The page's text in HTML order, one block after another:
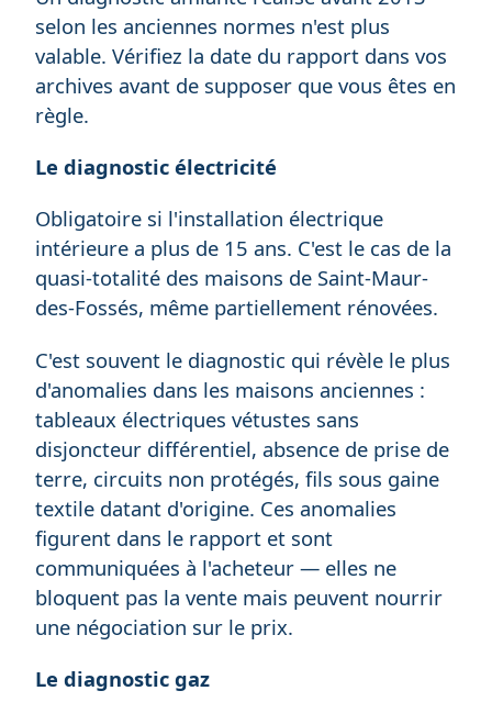
selon les anciennes normes n'est plus
valable. Vérifiez la date du rapport dans vos
archives avant de supposer que vous êtes en
règle.
Le diagnostic électricité
Obligatoire si l'installation électrique
intérieure a plus de 15 ans. C'est le cas de la
quasi-totalité des maisons de Saint-Maur-
des-Fossés, même partiellement rénovées.
C'est souvent le diagnostic qui révèle le plus
d'anomalies dans les maisons anciennes :
tableaux électriques vétustes sans
disjoncteur différentiel, absence de prise de
terre, circuits non protégés, fils sous gaine
textile datant d'origine. Ces anomalies
figurent dans le rapport et sont
communiquées à l'acheteur — elles ne
bloquent pas la vente mais peuvent nourrir
une négociation sur le prix.
Le diagnostic gaz